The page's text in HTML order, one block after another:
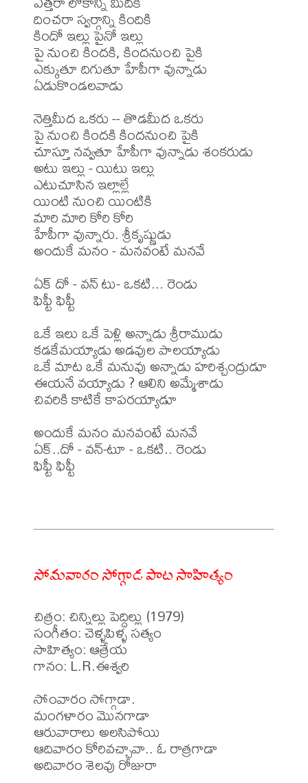
దించరా స్వర్గాన్ని కిందికి
కిందో ఇల్లు పైనో ఇల్లు
పై నుంచి కిందకి, కిందనుంచి పైకి
ఎక్కుతూ దిగుతూ హేపీగా వున్నాడు
ఏడుకొండలవాడు
నెత్తిమీద ఒకరు -- తొడమీద ఒకరు
పై నుంచి కిందకి కిందనుంచి పైకి
చూస్తూ నవ్వతూ హేపీగా వున్నాడు శంకరుడు
అటు ఇల్లు - యిటు ఇల్లు
ఎటుచూసిన ఇల్లాల్లే
యింటి నుంచి యింటికి
మారి మారి కోరి కోరి
హేపీగా వున్నారు. శ్రీకృష్ణుడు
అందుకే మనం - మనవంటే మనవే
ఏక్ దో - వన్ టు- ఒకటి... రెండు
ఫిఫ్టీ ఫిఫ్టీ
ఒకే ఇలు ఒకే పెళ్లి అన్నాడు శ్రీరాముడు
కడకేమయ్యాడు అడవుల పాలయ్యాడు
ఒకే మాట ఒకే మనువు అన్నాడు హరిశ్చంద్రుడూ
ఈయనే వయ్యాడు ? ఆలిని అమ్మేశాడు
చివరికి కాటికే కాపరయ్యాడూ
అందుకే మనం మనవంటే మనవే
ఏక్..దో - వన్-టూ - ఒకటి.. రెండు
ఫిఫ్టీ ఫిఫ్టీ
సోమవారం సోగ్గాడ పాట సాహిత్యం
చిత్రం: చిన్నిల్లు పెద్దిల్లు (1979)
సంగీతం: చెళ్ళపిళ్ళ సత్యం
సాహిత్యం: ఆత్రేయ
గానం: L.R.ఈశ్వరి
సోంవారం సోగ్గాడా.
మంగళారం మొనగాడా
ఆరువారాలు అలసిపోయి
ఆదివారం కోరివచ్చావా.. ఓ రాత్రగాడా
అదివారం శెలవు రోజురా